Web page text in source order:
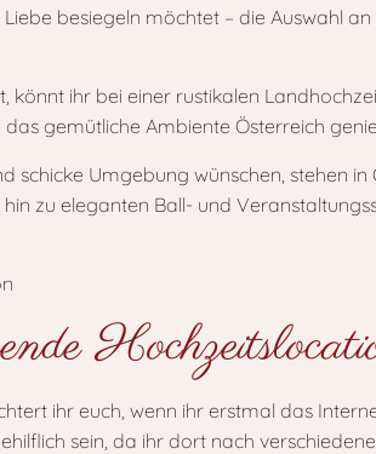
besiegeln möchtet – die Auswahl
könnt ihr bei einer rustikalen
gemütliche Ambiente Österreich
schicke Umgebung wünschen, stehen
zu eleganten Ball- und
ihr euch, wenn ihr erstmal das
sein, da ihr dort nach